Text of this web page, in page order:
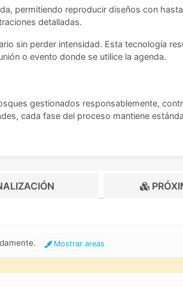
permitiendo reproducir diseños con
detalladas.
sin perder intensidad. Esta tecnología
o evento donde se utilice la agenda.
gestionados responsablemente,
cada fase del proceso mantiene
Mostrar areas